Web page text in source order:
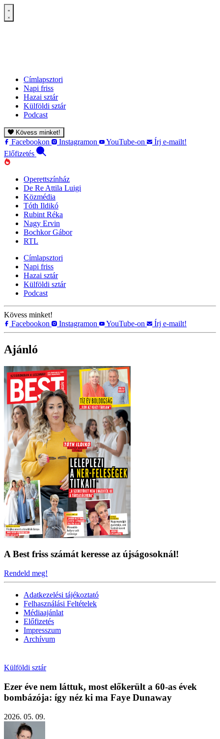
Címlapsztori
Napi friss
Hazai sztár
Külföldi sztár
Podcast
Kövess minket!
Facebookon Instagramon YouTube-on
Írj e-mailt!
Előfizetés
Operettszínház
De Re Attila Luigi
Közmédia
Tóth Ildikó
Rubint Réka
Nagy Ervin
Bochkor Gábor
RTL
Címlapsztori
Napi friss
Hazai sztár
Külföldi sztár
Podcast
Kövess minket!
Facebookon
Instagramon YouTube-on Írj e-mailt!
Ajánló
A Best friss számát keresse az újságosoknál!
Rendeld meg!
Adatkezelési tájékoztató
Felhasználási Feltételek
Médiaajánlat
Előfizetés
Impresszum
Archívum
Külföldi sztár
Ezer éve nem láttuk, most előkerült a 60-as évek
bombázója: így néz ki ma Faye Dunaway
2026. 05. 09.